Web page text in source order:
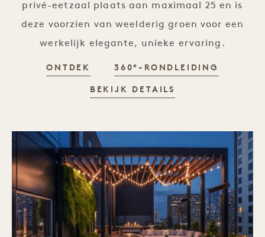
privé-eetzaal plaats aan maximaal 25 en is
deze voorzien van weelderig groen voor een
werkelijk elegante, unieke ervaring.
ONTDEK 360°-RONDLEIDING
BEKIJK DETAILS